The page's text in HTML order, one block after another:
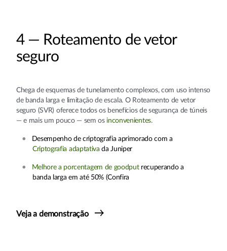
4 — Roteamento de vetor
seguro
Chega de esquemas de tunelamento complexos, com uso intenso
de banda larga e limitação de escala. O Roteamento de vetor
seguro (SVR) oferece todos os benefícios de segurança de túneis
— e mais um pouco — sem os inconvenientes.
Desempenho de criptografia aprimorado com a
Criptografia adaptativa da Juniper
Melhore a porcentagem de goodputrecuperando a
banda larga em até 50% (Confira
Veja a demonstração